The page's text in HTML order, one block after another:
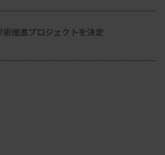
推進プロジェクトを決定